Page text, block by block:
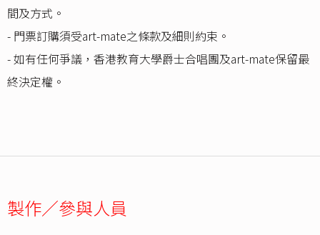
間及方式。
- 門票訂購須受art-mate之條款及細則約束。
- 如有任何爭議，香港教育大學爵士合唱團及art-mate保留最
終決定權。
製作／參與人員